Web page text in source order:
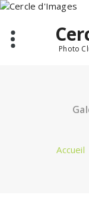
Aller
contenu
Photo
Accueil